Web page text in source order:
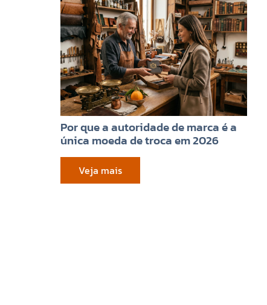
Por que a autoridade de marca é a
única moeda de troca em 2026
Veja mais